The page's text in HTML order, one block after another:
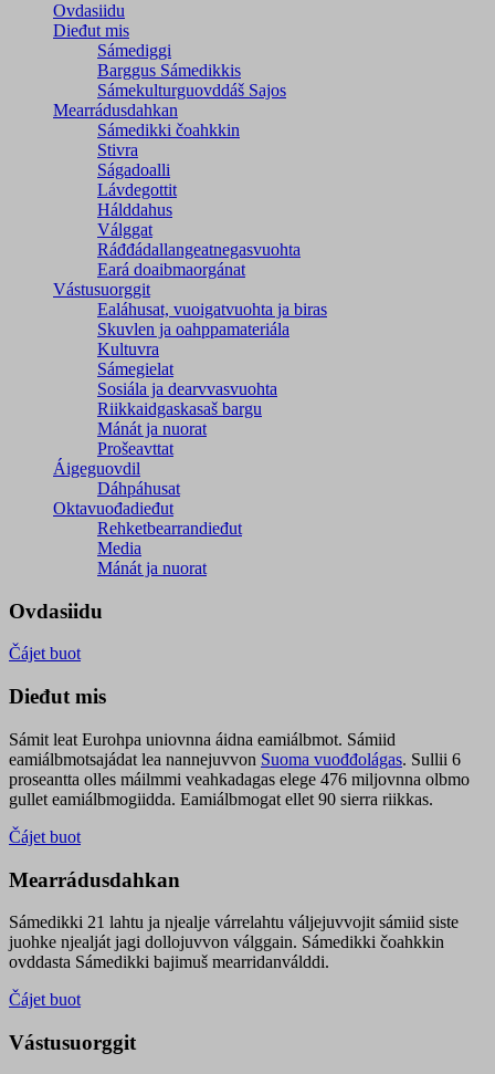
Ovdasiidu
Dieđut mis
Sámediggi
Barggus Sámedikkis
Sámekulturguovddáš Sajos
Mearrádusdahkan
Sámedikki čoahkkin
Stivra
Ságadoalli
Lávdegottit
Hálddahus
Válggat
Ráđđádallangeatnegas­vuohta
Eará doaibmaorgánat
Vástusuorggit
Ealáhusat, vuoigatvuohta ja biras
Skuvlen ja oahppamateriála
Kultuvra
Sámegielat
Sosiála ja dearvvasvuohta
Riikkaidgaskasaš bargu
Mánát ja nuorat
Prošeavttat
Áigeguovdil
Dáhpáhusat
Oktavuođadieđut
Rehketbearrandieđut
Media
Mánát ja nuorat
Ovdasiidu
Čájet buot
Dieđut mis
Sámit leat Eurohpa uniovnna áidna eamiálbmot. Sámiid
eamiálbmotsajádat lea nannejuvvon Suoma vuođđolágas. Sullii 6
proseantta olles máilmmi veahkadagas elege 476 miljovnna olbmo
gullet eamiálbmogiidda. Eamiálbmogat ellet 90 sierra riikkas.
Čájet buot
Mearrádusdahkan
Sámedikki 21 lahtu ja njealje várrelahtu váljejuvvojit sámiid siste
juohke njealját jagi dollojuvvon válggain. Sámedikki čoahkkin
ovddasta Sámedikki bajimuš mearridanválddi.
Čájet buot
Vástusuorggit